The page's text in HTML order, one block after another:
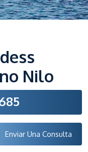
Nilo
Enviar Una Consulta